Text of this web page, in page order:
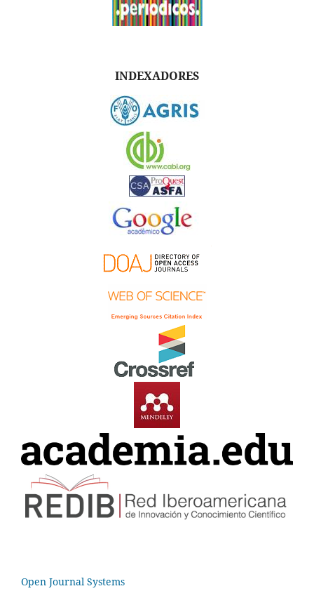
INDEXADORES
Open Journal Systems